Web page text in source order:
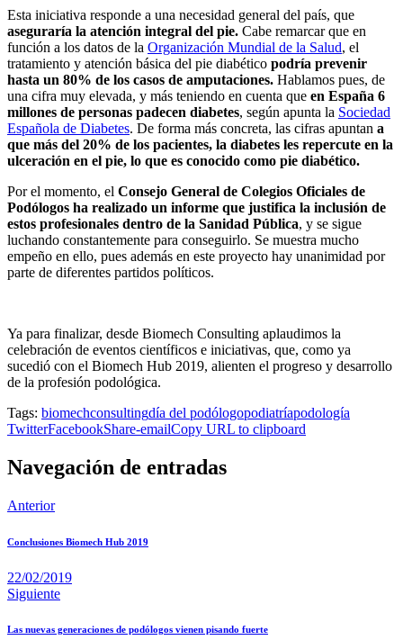
Esta iniciativa responde a una necesidad general del país, que
aseguraría la atención integral del pie. Cabe remarcar que en
función a los datos de la Organización Mundial de la Salud, el
tratamiento y atención básica del pie diabético podría prevenir
hasta un 80% de los casos de amputaciones. Hablamos pues, de
una cifra muy elevada, y más teniendo en cuenta que en España 6
millones de personas padecen diabetes, según apunta la Sociedad
Española de Diabetes. De forma más concreta, las cifras apuntan a
que más del 20% de los pacientes, la diabetes les repercute en la
ulceración en el pie, lo que es conocido como pie diabético.
Por el momento, el Consejo General de Colegios Oficiales de
Podólogos ha realizado un informe que justifica la inclusión de
estos profesionales dentro de la Sanidad Pública, y se sigue
luchando constantemente para conseguirlo. Se muestra mucho
empeño en ello, pues además en este proyecto hay unanimidad por
parte de diferentes partidos políticos.
Ya para finalizar, desde Biomech Consulting aplaudimos la
celebración de eventos científicos e iniciativas, que, como ya
sucedió con el Biomech Hub 2019, alienten el progreso y desarrollo
de la profesión podológica.
Tags: biomechconsultingdía del podólogopodiatríapodología
TwitterFacebookShare-emailCopy URL to clipboard
Navegación de entradas
Anterior
Conclusiones Biomech Hub 2019
22/02/2019
Siguiente
Las nuevas generaciones de podólogos vienen pisando fuerte